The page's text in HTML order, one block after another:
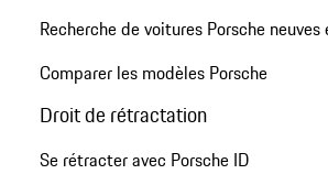
Recherche de voitures Porsche
Comparer les modèles Porsche
Droit de rétractation
Se rétracter avec Porsche ID